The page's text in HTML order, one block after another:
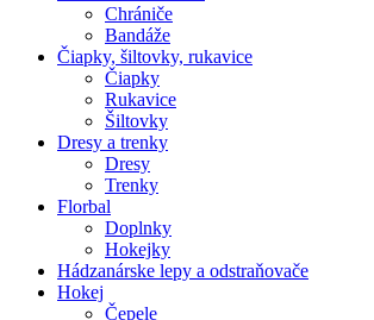
Chrániče
Bandáže
Čiapky, šiltovky, rukavice
Čiapky
Rukavice
Šiltovky
Dresy a trenky
Dresy
Trenky
Florbal
Doplnky
Hokejky
Hádzanárske lepy a odstraňovače
Hokej
Čepele